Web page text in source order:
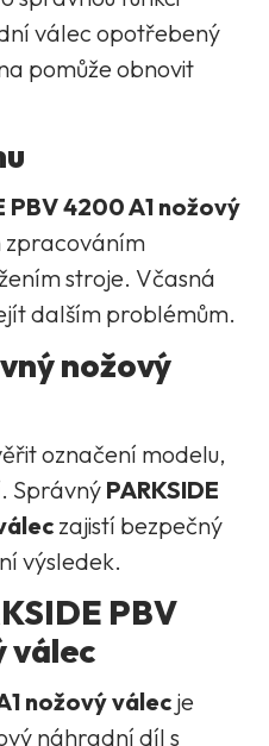
válec opotřebený
pomůže obnovit
PBV 4200 A1 nožový
zpracováním
stroje. Včasná
dalším problémům.
nožový
označení modelu,
Správný PARKSIDE
zajistí bezpečný
výsledek.
PBV
válec
nožový válec je
náhradní díl s